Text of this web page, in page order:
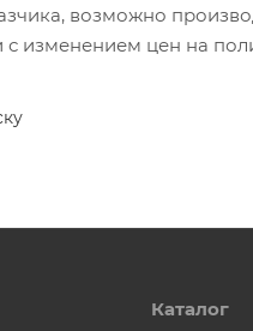
возможно
с изменением цен на
Каталог